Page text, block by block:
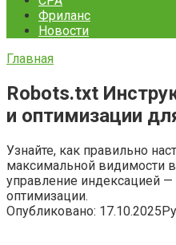
Фриланс
Новости
Главная
Robots.txt
и оптимизации
Узнайте, как правильно
максимальной видимости
управление индексацией
оптимизации.
Опубликовано: 17.10.2025